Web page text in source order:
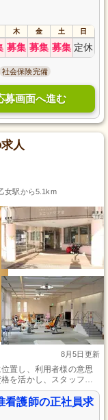
木 金 土 日
募集 募集 募集 定休
社会保険完備
募画面へ進む
人
女駅から5.1km
8月5日更新
置し、利用者様の意思
を活かし、スタッフが
5時間程度、休日取得も
与あり、経験は問わず
看護師の正社員求